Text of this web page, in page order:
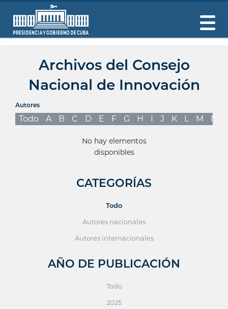
Archivos del Consejo
Nacional de Innovación
Autores
Todo A B C D E F G H I J K L M N
No hay elementos
disponibles
CATEGORÍAS
Todo
Autores nacionales
Autores internacionales
AÑO DE PUBLICACIÓN
Todo
2025